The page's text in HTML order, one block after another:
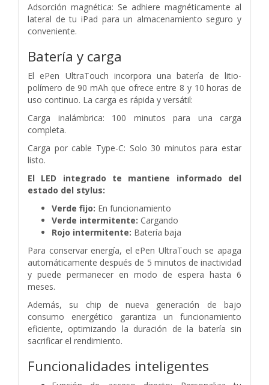
Adsorción magnética: Se adhiere magnéticamente al
lateral de tu iPad para un almacenamiento seguro y
conveniente.
Batería y carga
El ePen UltraTouch incorpora una batería de litio-
polímero de 90 mAh que ofrece entre 8 y 10 horas de
uso continuo. La carga es rápida y versátil:
Carga inalámbrica: 100 minutos para una carga
completa.
Carga por cable Type-C: Solo 30 minutos para estar
listo.
El LED integrado te mantiene informado del
estado del stylus:
Verde fijo: En funcionamiento
Verde intermitente: Cargando
Rojo intermitente: Batería baja
Para conservar energía, el ePen UltraTouch se apaga
automáticamente después de 5 minutos de inactividad
y puede permanecer en modo de espera hasta 6
meses.
Además, su chip de nueva generación de bajo
consumo energético garantiza un funcionamiento
eficiente, optimizando la duración de la batería sin
sacrificar el rendimiento.
Funcionalidades inteligentes